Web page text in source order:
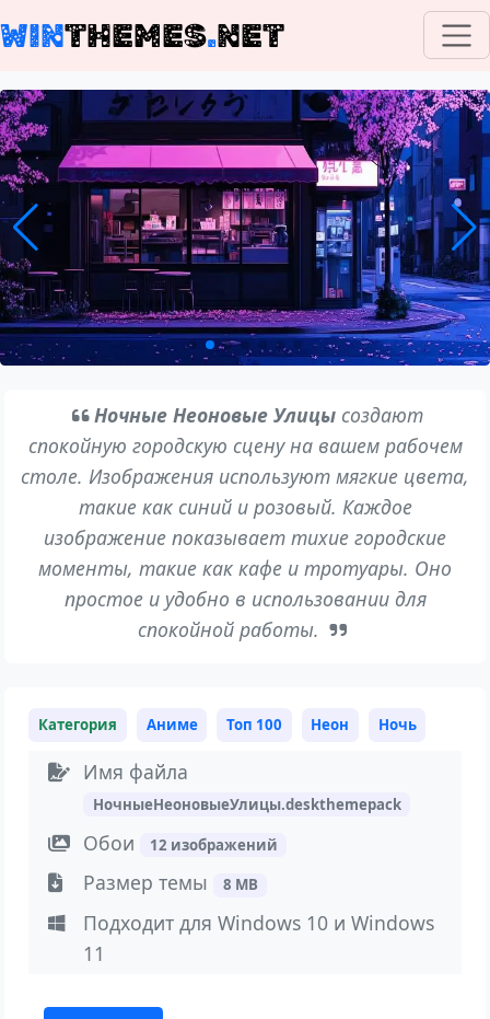
WINTHEMES.NET
Ночные Неоновые Улицысоздают
спокойную городскую сцену на вашем рабочем
столе. Изображения используют мягкие цвета,
такие как синий и розовый. Каждое
изображение показывает тихие городские
моменты, такие как кафе и тротуары. Оно
простое и удобно в использовании для
спокойной работы.
Категория Аниме Топ 100 Неон Ночь
Имя файла
НочныеНеоновыеУлицы.deskthemepack
Обои 12 изображений
Размер темы 8 MB
Подходит для Windows 10 и Windows
11